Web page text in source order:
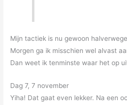
Mijn tactiek is nu gewoon
Morgen ga ik misschien wel alvast
Dan weet ik tenminste waar het op
Dag 7, 7 november
Yiha! Dat gaat even lekker. Na een